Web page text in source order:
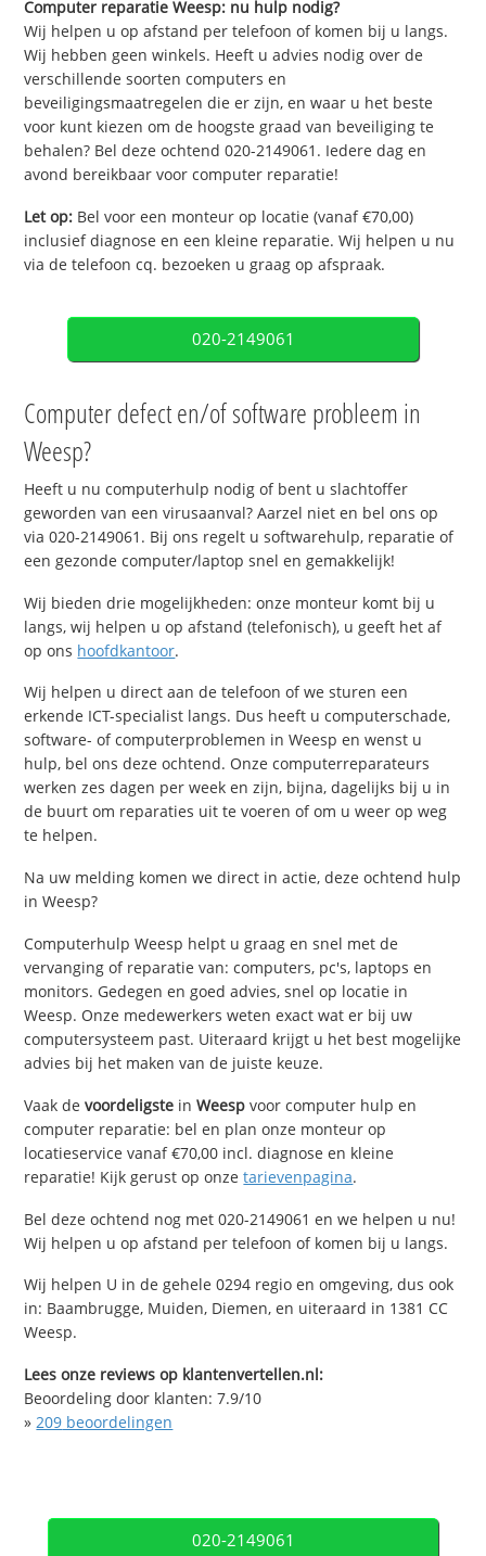
Computer reparatie Weesp: nu hulp nodig?
Wij helpen u op afstand per telefoon of komen bij u langs.
Wij hebben geen winkels. Heeft u advies nodig over de
verschillende soorten computers en
beveiligingsmaatregelen die er zijn, en waar u het beste
voor kunt kiezen om de hoogste graad van beveiliging te
behalen? Bel deze ochtend 020-2149061. Iedere dag en
avond bereikbaar voor computer reparatie!
Let op: Bel voor een monteur op locatie (vanaf €70,00)
inclusief diagnose en een kleine reparatie. Wij helpen u nu
via de telefoon cq. bezoeken u graag op afspraak.
020-2149061
Computer defect en/of software probleem in
Weesp?
Heeft u nu computerhulp nodig of bent u slachtoffer
geworden van een virusaanval? Aarzel niet en bel ons op
via 020-2149061. Bij ons regelt u softwarehulp, reparatie of
een gezonde computer/laptop snel en gemakkelijk!
Wij bieden drie mogelijkheden: onze monteur komt bij u
langs, wij helpen u op afstand (telefonisch), u geeft het af
op ons hoofdkantoor.
Wij helpen u direct aan de telefoon of we sturen een
erkende ICT-specialist langs. Dus heeft u computerschade,
software- of computerproblemen in Weesp en wenst u
hulp, bel ons deze ochtend. Onze computerreparateurs
werken zes dagen per week en zijn, bijna, dagelijks bij u in
de buurt om reparaties uit te voeren of om u weer op weg
te helpen.
Na uw melding komen we direct in actie, deze ochtend hulp
in Weesp?
Computerhulp Weesp helpt u graag en snel met de
vervanging of reparatie van: computers, pc's, laptops en
monitors. Gedegen en goed advies, snel op locatie in
Weesp. Onze medewerkers weten exact wat er bij uw
computersysteem past. Uiteraard krijgt u het best mogelijke
advies bij het maken van de juiste keuze.
Vaak devoordeligste inWeesp voor computer hulp en
computer reparatie: bel en plan onze monteur op
locatieservice vanaf €70,00 incl. diagnose en kleine
reparatie! Kijk gerust op onzetarievenpagina.
Bel deze ochtend nog met 020-2149061 en we helpen u nu!
Wij helpen u op afstand per telefoon of komen bij u langs.
Wij helpen U in de gehele 0294 regio en omgeving, dus ook
in: Baambrugge, Muiden, Diemen, en uiteraard in 1381 CC
Weesp.
Lees onze reviews op klantenvertellen.nl:
Beoordeling door klanten:7.9/10
»209 beoordelingen
020-2149061